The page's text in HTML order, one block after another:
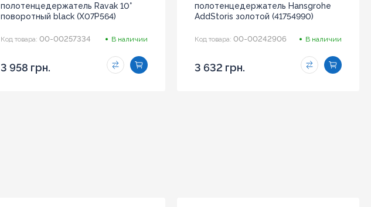
полотенцедержатель Ravak 10°
поворотный black (X07P564)
Код товара: 00-00257334 В наличии
3 958 грн.
полотенцедержатель Hansgrohe
AddStoris золотой (41754990)
Код товара: 00-00242906 В наличии
3 632 грн.